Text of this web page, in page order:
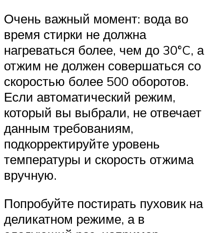
Очень важный момент: вода во
время стирки не должна
нагреваться более, чем до 30°C, а
отжим не должен совершаться со
скоростью более 500 оборотов.
Если автоматический режим,
который вы выбрали, не отвечает
данным требованиям,
подкорректируйте уровень
температуры и скорость отжима
вручную.
Попробуйте постирать пуховик на
деликатном режиме, а в